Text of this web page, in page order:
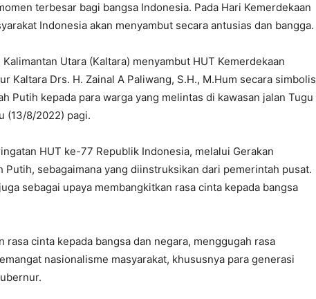
terbesar bagi bangsa Indonesia. Pada Hari Kemerdekaan
Indonesia akan menyambut secara antusias dan bangga.
Utara (Kaltara) menyambut HUT Kemerdekaan
Kaltara Drs. H. Zainal A Paliwang, S.H., M.Hum secara simbolis
Putih kepada para warga yang melintas di kawasan jalan Tugu
(13/8/2022) pagi.
HUT ke-77 Republik Indonesia, melalui Gerakan
Putih, sebagaimana yang diinstruksikan dari pemerintah pusat.
sebagai upaya membangkitkan rasa cinta kepada bangsa
rasa cinta kepada bangsa dan negara, menggugah rasa
nasionalisme masyarakat, khususnya para generasi